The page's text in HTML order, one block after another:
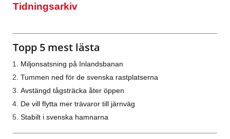
Tidningsarkiv
Topp 5 mest lästa
Miljonsatsning på Inlandsbanan
Tummen ned för de svenska rastplatserna
Avstängd tågsträcka åter öppen
De vill flytta mer trävaror till järnväg
Stabilt i svenska hamnarna